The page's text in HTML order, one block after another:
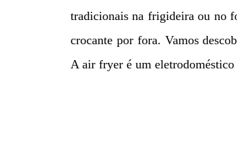
tradicionais na frigideira ou no
crocante por fora. Vamos
A air fryer é um